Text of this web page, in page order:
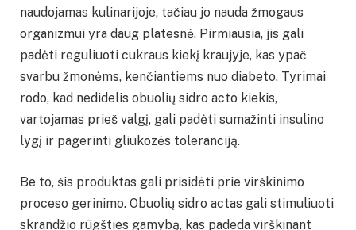
naudojamas kulinarijoje, tačiau jo nauda žmogaus
organizmui yra daug platesnė. Pirmiausia, jis gali
padėti reguliuoti cukraus kiekį kraujyje, kas ypač
svarbu žmonėms, kenčiantiems nuo diabeto. Tyrimai
rodo, kad nedidelis obuolių sidro acto kiekis,
vartojamas prieš valgį, gali padėti sumažinti insulino
lygį ir pagerinti gliukozės toleranciją.
Be to, šis produktas gali prisidėti prie virškinimo
proceso gerinimo. Obuolių sidro actas gali stimuliuoti
skrandžio rūgšties gamybą, kas padeda virškinant